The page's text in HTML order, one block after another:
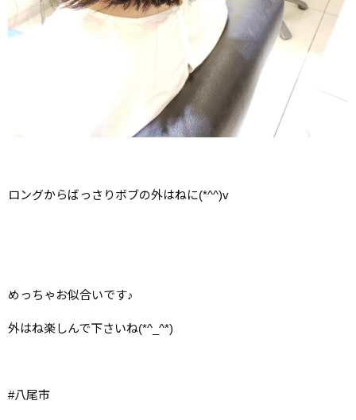
ロングからばっさりボブの外はねに(*^^)v
めっちゃお似合いです♪
外はね楽しんで下さいね(*^_^*)
#八尾市